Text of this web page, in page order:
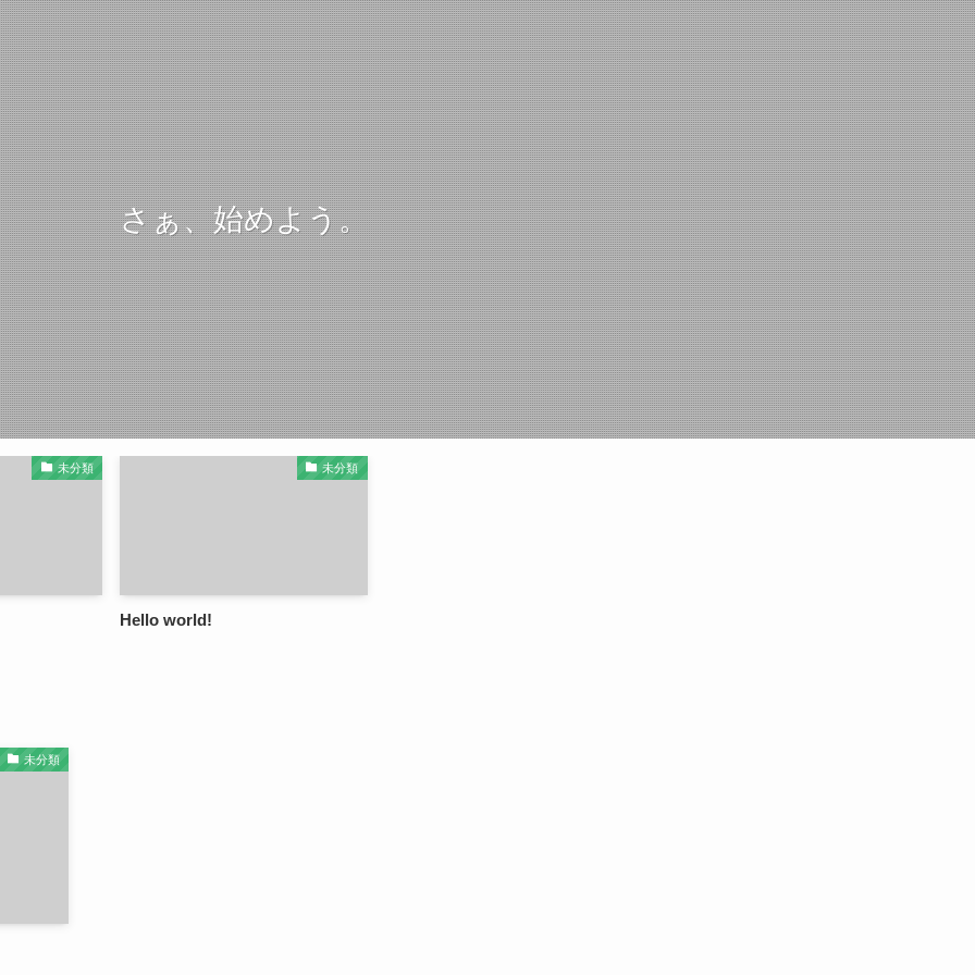
さぁ、始めよう。
未分類 未分類
Hello world!
未分類